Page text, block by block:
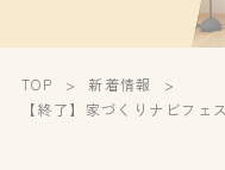
TOP
新着情報
【終了】家づくりナビフェ